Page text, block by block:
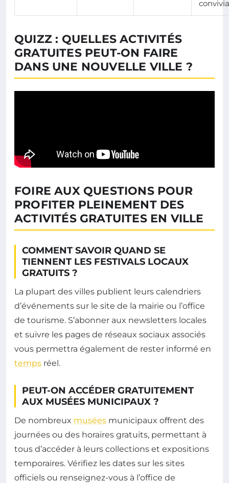
QUIZZ : QUELLES ACTIVITÉS
GRATUITES PEUT-ON FAIRE
DANS UNE NOUVELLE VILLE ?
FOIRE AUX QUESTIONS POUR
PROFITER PLEINEMENT DES
ACTIVITÉS GRATUITES EN VILLE
COMMENT SAVOIR QUAND SE
TIENNENT LES FESTIVALS LOCAUX
GRATUITS ?
La plupart des villes publient leurs calendriers
d’événements sur le site de la mairie ou l’office
de tourisme. S’abonner aux newsletters locales
et suivre les pages de réseaux sociaux associés
vous permettra également de rester informé en
temps réel.
PEUT-ON ACCÉDER GRATUITEMENT
AUX MUSÉES MUNICIPAUX ?
De nombreux musées municipaux offrent des
journées ou des horaires gratuits, permettant à
tous d’accéder à leurs collections et expositions
temporaires. Vérifiez les dates sur les sites
officiels ou renseignez-vous à l’office de